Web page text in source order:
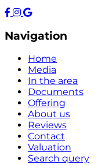
Navigation
Home
Media
In the area
Documents
Offering
About us
Reviews
Contact
Valuation
Search query